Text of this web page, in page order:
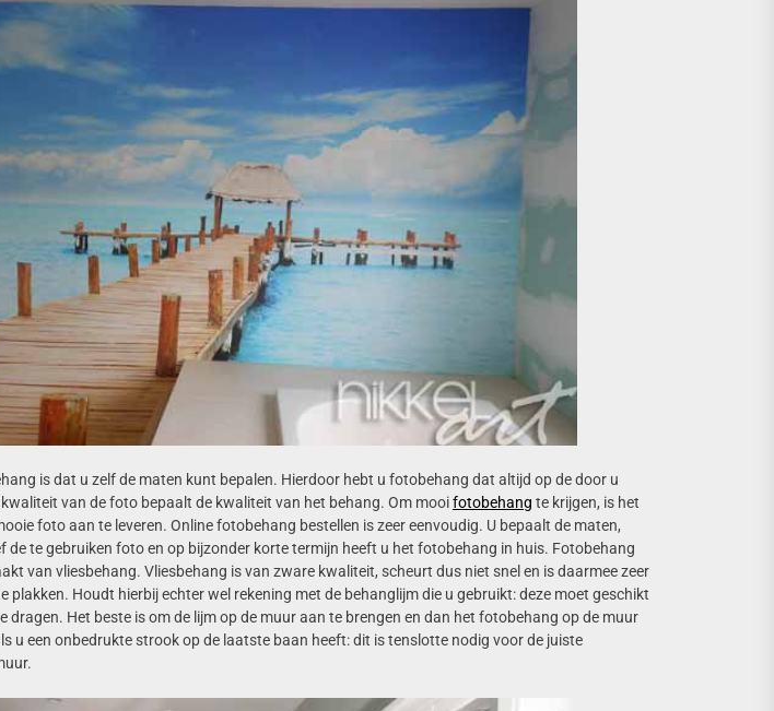
is dat u zelf de maten kunt bepalen. Hierdoor hebt u fotobehang dat altijd op de door u
van de foto bepaalt de kwaliteit van het behang. Om mooifotobehang te krijgen, is het
foto aan te leveren. Online fotobehang bestellen is zeer eenvoudig. U bepaalt de maten,
de te gebruiken foto en op bijzonder korte termijn heeft u het fotobehang in huis. Fotobehang
van vliesbehang. Vliesbehang is van zware kwaliteit, scheurt dus niet snel en is daarmee zeer
plakken. Houdt hierbij echter wel rekening met de behanglijm die u gebruikt: deze moet geschikt
dragen. Het beste is om de lijm op de muur aan te brengen en dan het fotobehang op de muur
u een onbedrukte strook op de laatste baan heeft: dit is tenslotte nodig voor de juiste